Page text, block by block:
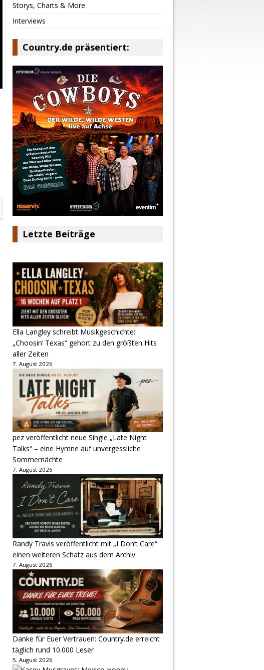
Storys, Charts & More
Interviews
Country.de präsentiert:
Letzte Beiträge
Ella Langley schreibt Musikgeschichte:
„Choosin‘ Texas“ gehört zu den größten Hits
aller Zeiten
7. August 2026
pez veröffentlicht neue Single „Late Night
Talks“ – eine Hymne auf unvergessliche
Sommernächte
7. August 2026
Randy Travis veröffentlicht mit „I Don’t Care“
einen weiteren Schatz aus dem Archiv
7. August 2026
Danke für Euer Vertrauen: Country.de erreicht
täglich rund 10.000 Leser
5. August 2026